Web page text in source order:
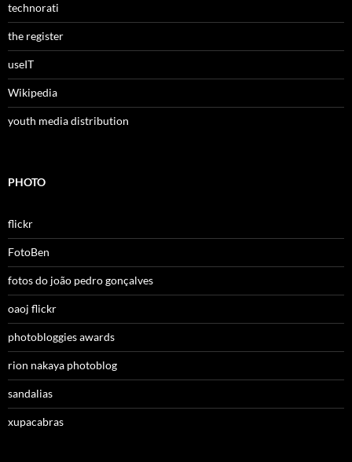
technorati
the register
useIT
Wikipedia
youth media distribution
PHOTO
flickr
FotoBen
fotos do joão pedro gonçalves
oaoj flickr
photobloggies awards
rion nakaya photoblog
sandalias
xupacabras